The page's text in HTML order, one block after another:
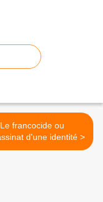
Le francocide ou
l'assassinat d'une identité >